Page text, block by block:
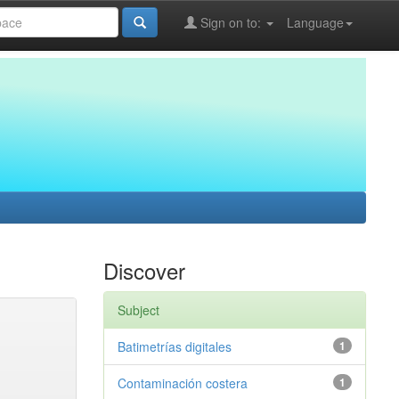
Language
Sign on to:
Discover
Subject
1
Batimetrías digitales
1
Contaminación costera